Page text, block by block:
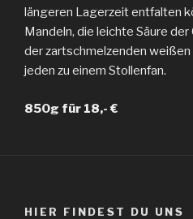
längeren Lagerzeit entfalten
Mandeln, die leichte Säure
der zartschmelzenden
jeden zu einem Stollenfan.
850g für 18,- €
HIER FINDEST DU UNS